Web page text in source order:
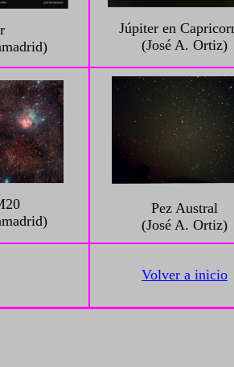
Júpiter en
(José A. Ortiz)
Pez Austral
(José A. Ortiz)
Volver a inicio